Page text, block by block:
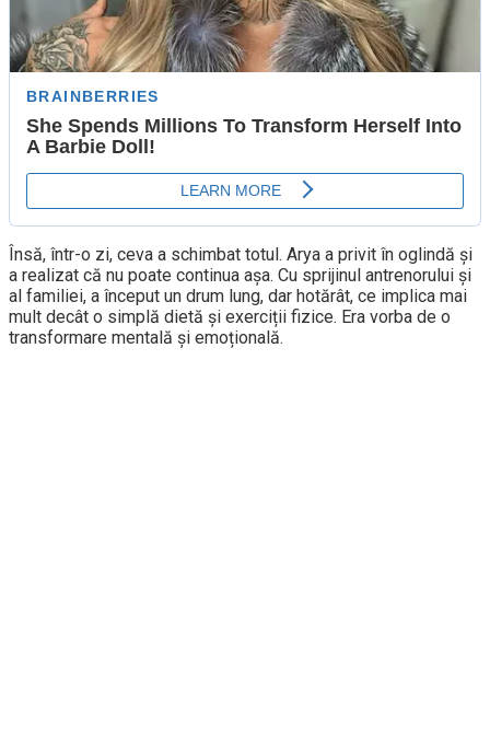
Însă, într-o zi, ceva a schimbat totul. Arya a privit în oglindă și
a realizat că nu poate continua așa. Cu sprijinul antrenorului și
al familiei, a început un drum lung, dar hotărât, ce implica mai
mult decât o simplă dietă și exerciții fizice. Era vorba de o
transformare mentală și emoțională.